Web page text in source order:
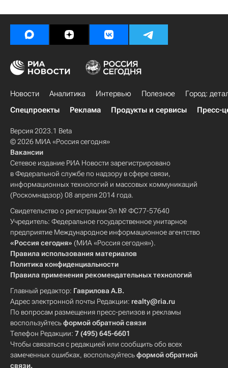
Новости Аналитика Интервью Полезное
Город:
Спецпроекты
Реклама Продукты и сервисы Пресс-
Версия 2023.1 Beta
© 2026 МИА «Россия сегодня»
Вакансии
Сетевое издание РИА Новости зарегистрировано
в Федеральной службе по надзору в сфере связи,
информационных технологий и массовых коммуникаций
(Роскомнадзор) 08 апреля 2014 года.
Свидетельство о регистрации Эл № ФС77-57640
Учредитель: Федеральное государственное унитарное
предприятие Международное информационное агентство
«Россия сегодня» (МИА «Россия сегодня»).
Правила использования материалов
Политика конфиденциальности
Правила применения рекомендательных технологий
Главный редактор: Гаврилова А.В.
Адрес электронной почты Редакции: realty@ria.ru
По вопросам размещения пресс-релизов и рекламы
воспользуйтесьформой обратной связи
Телефон Редакции: 7 (495) 645-6601
Чтобы связаться с редакцией или сообщить обо всех
замеченных ошибках, воспользуйтесьформой обратной
связи.